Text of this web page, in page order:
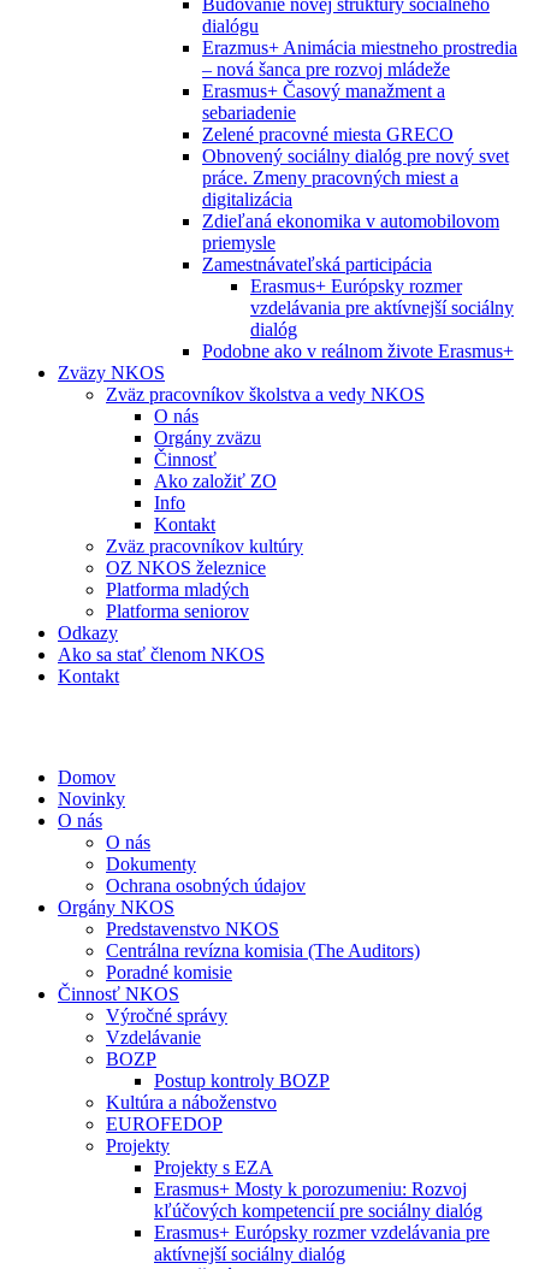
Budovanie novej štruktúry sociálneho
dialógu
Erazmus+ Animácia miestneho prostredia
– nová šanca pre rozvoj mládeže
Erasmus+ Časový manažment a
sebariadenie
Zelené pracovné miesta GRECO
Obnovený sociálny dialóg pre nový svet
práce. Zmeny pracovných miest a
digitalizácia
Zdieľaná ekonomika v automobilovom
priemysle
Zamestnávateľská participácia
Erasmus+ Európsky rozmer
vzdelávania pre aktívnejší sociálny
dialóg
Podobne ako v reálnom živote Erasmus+
Zväzy NKOS
Zväz pracovníkov školstva a vedy NKOS
O nás
Orgány zväzu
Činnosť
Ako založiť ZO
Info
Kontakt
Zväz pracovníkov kultúry
OZ NKOS železnice
Platforma mladých
Platforma seniorov
Odkazy
Ako sa stať členom NKOS
Kontakt
Domov
Novinky
O nás
O nás
Dokumenty
Ochrana osobných údajov
Orgány NKOS
Predstavenstvo NKOS
Centrálna revízna komisia (The Auditors)
Poradné komisie
Činnosť NKOS
Výročné správy
Vzdelávanie
BOZP
Postup kontroly BOZP
Kultúra a náboženstvo
EUROFEDOP
Projekty
Projekty s EZA
Erasmus+ Mosty k porozumeniu: Rozvoj
kľúčových kompetencií pre sociálny dialóg
Erasmus+ Európsky rozmer vzdelávania pre
aktívnejší sociálny dialóg